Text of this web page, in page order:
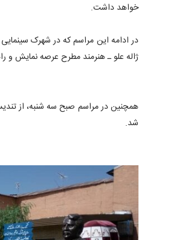
خواهد داشت.
در ادامه این مراسم که در شهرک
ژاله علو ـ هنرمند مطرح عرصه نمایش و
همچنین در مراسم صبح سه شنبه، از
شد.